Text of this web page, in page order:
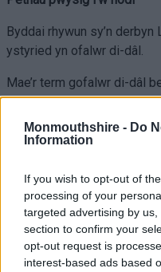
Monmouthshire - Do
Information
If you wish to opt-out of
processing of your
targeted advertising by
section to confirm your
opt-out request is
interest-based ads based
Byddai rhywun sy’n
ystyried yn ofalwr di-dâl.
Mae’r term gofalwr di-dâl
wahaniaethu rhwng rhywun
hytrach na rhywun sy’n
Mae hwn yn gyfle i ofalwr
gofal cymdeithasol